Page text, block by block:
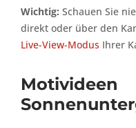
Wichtig: Schauen Sie
direkt oder über den
Live-View-Modus Ihrer
Motivideen